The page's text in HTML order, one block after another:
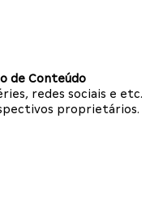
de Conteúdo
redes sociais e etc.
proprietários.